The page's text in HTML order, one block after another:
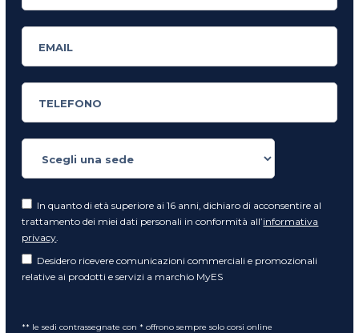
In quanto di età superiore ai 16 anni, dichiaro di acconsentire al
trattamento dei miei dati personali in conformità all’informativa
privacy
Desidero ricevere comunicazioni commerciali e promozionali
relative ai prodotti e servizi a marchio MyES
** le sedi contrassegnate con * offrono sempre solo corsi online